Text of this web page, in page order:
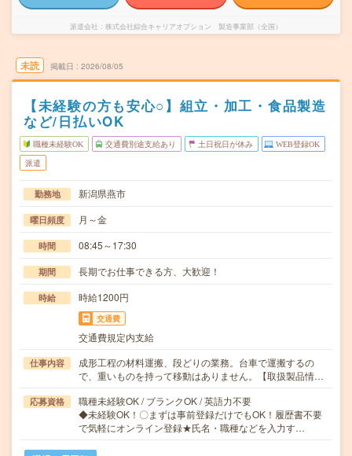
派遣会社 株式会社綜合キャリアオプション 製造事業部（全国）
未読 掲載日 2026/08/05
【未経験の方も安心○】組立・加工・食品製造
など/日払いOK
職種未経験OK 交通費別途支給あり 土日祝日が休み WEB登録OK
派遣
勤務地 新潟県燕市
曜日頻度 月～金
時間 08:45～17:30
期間 長期でお仕事できる方、大歓迎！
時給 時給1200円
交通費
交通費規定内支給
仕事内容
成形工程の材料運搬、段どりの業務。台車で運搬するの
で、重いものを持って移動はありません。【取扱製品情…
応募資格
職種未経験OK / ブランクOK / 英語力不要
◆未経験OK！〇まずは事前登録だけでもOK！履歴書不要
で気軽にオンライン登録★氏名・職種などを入力す…